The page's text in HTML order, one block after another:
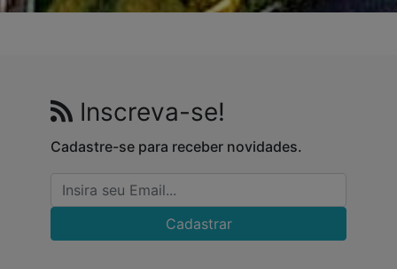
Inscreva-se!
Cadastre-se para receber novidades.
Cadastrar